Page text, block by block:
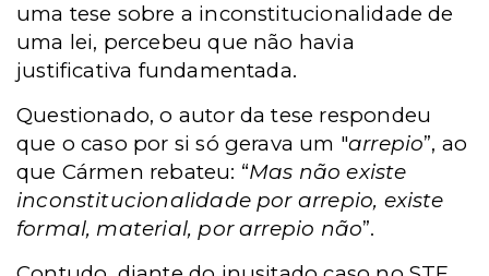
uma tese sobre a inconstitucionalidade de
uma lei, percebeu que não havia
justificativa fundamentada.
Questionado, o autor da tese respondeu
que o caso por si só gerava um "arrepio”, ao
que Cármen rebateu: “Mas não existe
inconstitucionalidade por arrepio, existe
formal, material, por arrepio não”.